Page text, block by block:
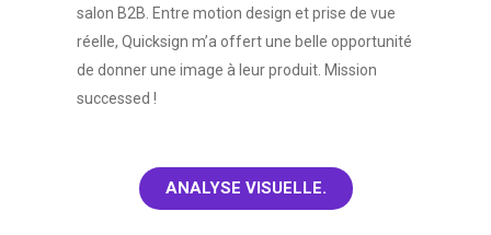
salon B2B. Entre motion design et prise de vue
réelle, Quicksign m’a offert une belle opportunité
de donner une image à leur produit. Mission
successed !
ANALYSE VISUELLE.